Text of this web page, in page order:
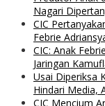
Nagari
CIC
Febrie
CIC: Anak
Jaringan
Usai Diperiksa
Hindari Media,
CIC Mencium